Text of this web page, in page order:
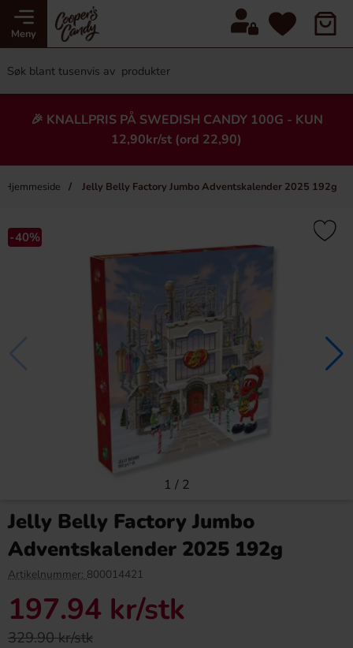
Meny
🎉 KNALLPRIS PÅ SWEDISH CANDY 100G - KUN
12,90kr/st (ord 22,90)
Hjemmeside Jelly Belly Factory Jumbo Adventskalender 2025 192g
Heading
×
38.90 kr
Köp
-40%
1 / 2
Jelly Belly Factory Jumbo
Adventskalender 2025 192g
Artikelnummer: 800014421
197.94 kr/stk
329.90 kr/stk